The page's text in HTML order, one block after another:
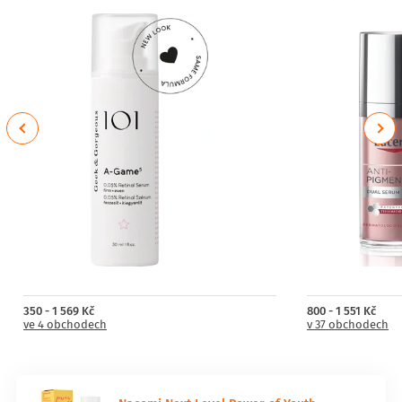
Barva : Intenzivní žlutá barva
350 - 1 569 Kč
ve 4 obchodech
800 - 1 551 Kč
v 37 obchodech
Previous Next